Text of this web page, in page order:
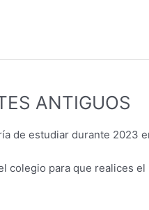
ANTIGUOS
de estudiar durante 2023
colegio para que realices